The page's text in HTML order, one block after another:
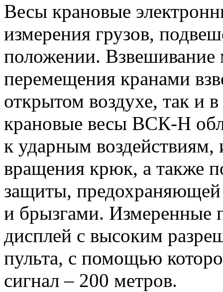
Весы крановые
измерения грузов,
положении. Взвешивание
перемещения кранами
открытом воздухе, так и
крановые весы ВСК-Н
к ударным
вращения крюк, а также
защиты,
и брызгами. Измеренные
дисплей с высоким
пульта, с помощью
сигнал – 200 метров.